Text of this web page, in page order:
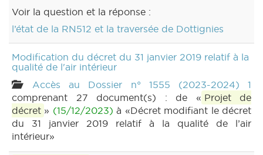
Voir la question et la réponse :
l’état de la RN512 et la traversée de Dottignies
Modification du décret du 31 janvier 2019 relatif à la
qualité de l'air intérieur
Accès au Dossier n° 1555 (2023-2024) 1
comprenant 27 document(s) : de « Projet de
décret » (15/12/2023) à «Décret modifiant le décret
du 31 janvier 2019 relatif à la qualité de l’air
intérieur»